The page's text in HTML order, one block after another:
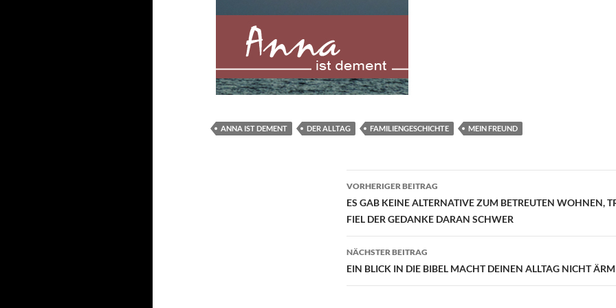
ANNA IST DEMENT DER ALLTAG FAMILIENGESCHICHTE MEIN FREUND
Beitragsnavigation
VORHERIGER BEITRAG
ES GAB KEINE ALTERNATIVE ZUM BETREUTEN WOHNEN,
FIEL DER GEDANKE DARAN SCHWER
NÄCHSTER BEITRAG
EIN BLICK IN DIE BIBEL MACHT DEINEN ALLTAG NICHT